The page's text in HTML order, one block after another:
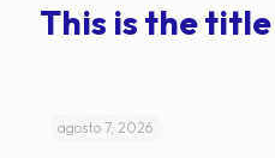
This is the title
agosto 7, 2026